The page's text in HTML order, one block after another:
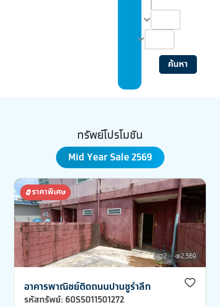
ค้นหา
ทรัพย์โปรโมชัน
Mid Year Sale 2569
ราคาพิเศษ
2 2,569
อาคารพาณิชย์ติดถนนปานชูรำลึก
รหัสทรัพย์: 60SS011501272